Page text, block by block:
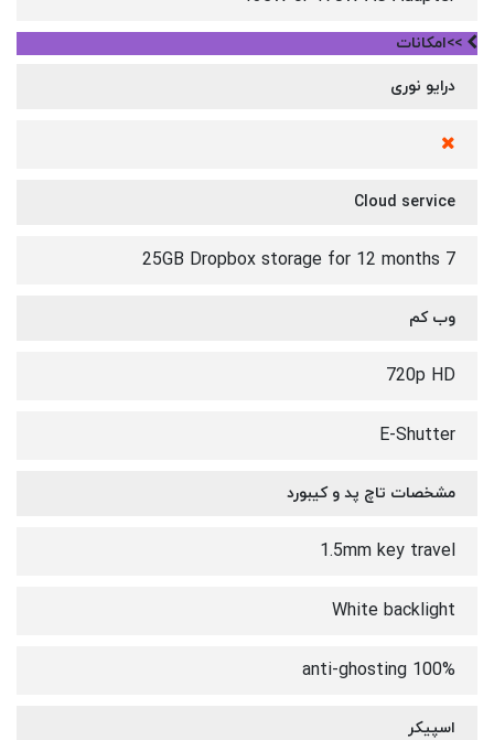
>>امکانات
درایو نوری
Cloud service
25GB Dropbox storage for 12 months 7
وب کم
720p HD
E-Shutter
مشخصات تاچ پد و کیبورد
1.5mm key travel
White backlight
100% anti-ghosting
اسپیکر